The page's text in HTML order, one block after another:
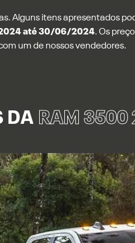
Alguns itens apresentados
até 30/06/2024. Os
um de nossos vendedores.
DA RAM 3500